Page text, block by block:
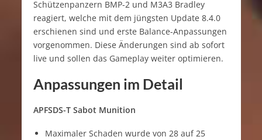
Schützenpanzern BMP-2 und M3A3 Bradley
reagiert, welche mit dem jüngsten Update 8.4.0
erschienen sind und erste Balance-Anpassungen
vorgenommen. Diese Änderungen sind ab sofort
live und sollen das Gameplay weiter optimieren.
Anpassungen im Detail
APFSDS-T Sabot Munition
Maximaler Schaden wurde von 28 auf 25